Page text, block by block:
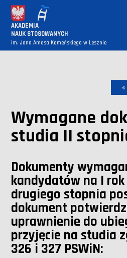
AKADEMIA
NAUK STOSOWANYCH
im. Jana Amosa Komeńskiego w Lesznie
Wymagane
studia II
Dokumenty
kandydatów na I rok
drugiego stopnia
dokument
uprawnienie do
przyjęcie na studia
326 i 327 PSWiN: